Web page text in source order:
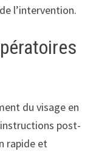
l’intervention.
du visage en
post-
rapide et